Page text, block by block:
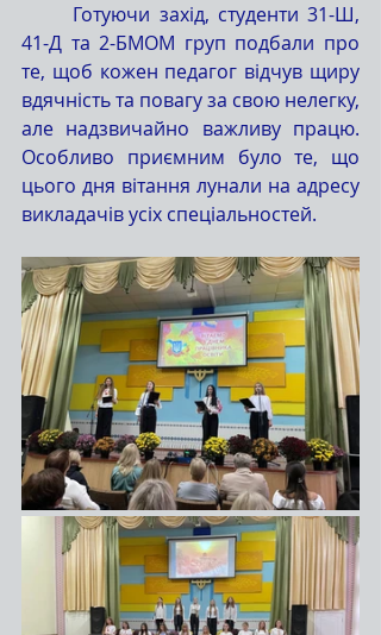
41-Д та 2-БМОМ груп подбали про
те, щоб кожен педагог відчув щиру
вдячність та повагу за свою нелегку,
але надзвичайно важливу працю.
Особливо приємним було те, що
цього дня вітання лунали на адресу
викладачів усіх спеціальностей.